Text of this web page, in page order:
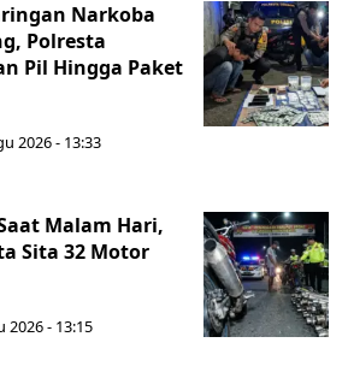
Narkoba
Polresta
Pil Hingga Paket
2026 - 13:33
Malam Hari,
Sita 32 Motor
2026 - 13:15